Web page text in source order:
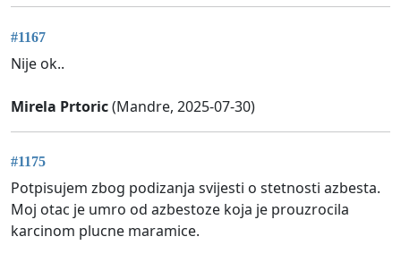
#1167
Nije ok..
Mirela Prtoric(Mandre, 2025-07-30)
#1175
Potpisujem zbog podizanja svijesti o stetnosti azbesta.
Moj otac je umro od azbestoze koja je prouzrocila
karcinom plucne maramice.